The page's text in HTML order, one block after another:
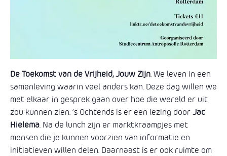
De Toekomst van de Vrijheid, Jouw Zijn . We leven in een
samenleving waarin veel anders kan. Deze dag willen we
met elkaar in gesprek gaan over hoe die wereld er uit
zou kunnen zien. ’s Ochtends is er een lezing doorJac
Hielema . Na de lunch zijn er marktkraampjes met
mensen die je kunnen voorzien van informatie en
initiatieven willen delen. Daarnaast is er ook ruimte om